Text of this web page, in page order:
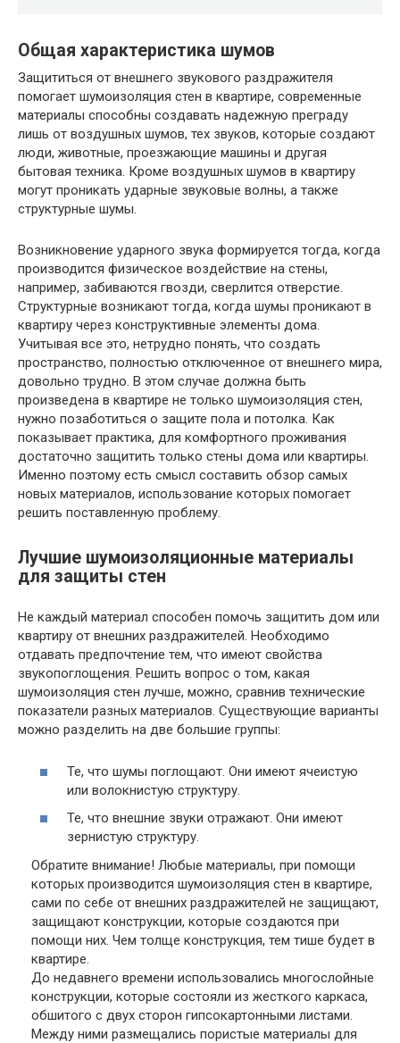
Общая характеристика шумов
Защититься от внешнего звукового раздражителя
помогает шумоизоляция стен в квартире, современные
материалы способны создавать надежную преграду
лишь от воздушных шумов, тех звуков, которые создают
люди, животные, проезжающие машины и другая
бытовая техника. Кроме воздушных шумов в квартиру
могут проникать ударные звуковые волны, а также
структурные шумы.
Возникновение ударного звука формируется тогда, когда
производится физическое воздействие на стены,
например, забиваются гвозди, сверлится отверстие.
Структурные возникают тогда, когда шумы проникают в
квартиру через конструктивные элементы дома.
Учитывая все это, нетрудно понять, что создать
пространство, полностью отключенное от внешнего мира,
довольно трудно. В этом случае должна быть
произведена в квартире не только шумоизоляция стен,
нужно позаботиться о защите пола и потолка. Как
показывает практика, для комфортного проживания
достаточно защитить только стены дома или квартиры.
Именно поэтому есть смысл составить обзор самых
новых материалов, использование которых помогает
решить поставленную проблему.
Лучшие шумоизоляционные материалы
для защиты стен
Не каждый материал способен помочь защитить дом или
квартиру от внешних раздражителей. Необходимо
отдавать предпочтение тем, что имеют свойства
звукопоглощения. Решить вопрос о том, какая
шумоизоляция стен лучше, можно, сравнив технические
показатели разных материалов. Существующие варианты
можно разделить на две большие группы:
Те, что шумы поглощают. Они имеют ячеистую
или волокнистую структуру.
Те, что внешние звуки отражают. Они имеют
зернистую структуру.
Обратите внимание! Любые материалы, при помощи
которых производится шумоизоляция стен в квартире,
сами по себе от внешних раздражителей не защищают,
защищают конструкции, которые создаются при
помощи них. Чем толще конструкция, тем тише будет в
квартире.
До недавнего времени использовались многослойные
конструкции, которые состояли из жесткого каркаса,
обшитого с двух сторон гипсокартонными листами.
Между ними размещались пористые материалы для